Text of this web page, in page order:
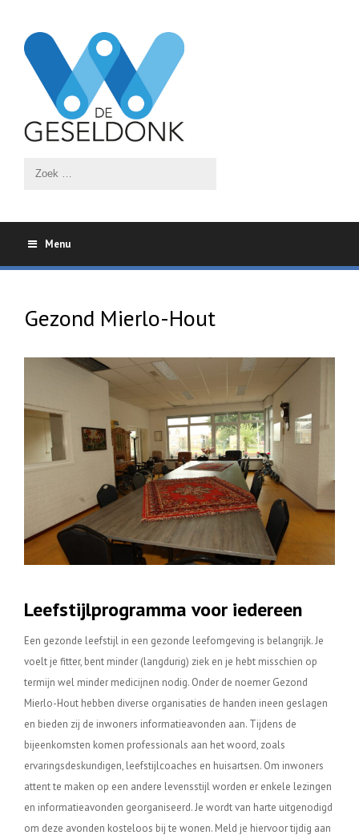
Menu
Gezond Mierlo-Hout
Leefstijlprogramma voor iedereen
Een gezonde leefstijl in een gezonde leefomgeving is belangrijk. Je
voelt je fitter, bent minder (langdurig) ziek en je hebt misschien op
termijn wel minder medicijnen nodig. Onder de noemer Gezond
Mierlo-Hout hebben diverse organisaties de handen ineen geslagen
en bieden zij de inwoners informatieavonden aan. Tijdens de
bijeenkomsten komen professionals aan het woord, zoals
ervaringsdeskundigen, leefstijlcoaches en huisartsen. Om inwoners
attent te maken op een andere levensstijl worden er enkele lezingen
en informatieavonden georganiseerd. Je wordt van harte uitgenodigd
om deze avonden kosteloos bij te wonen. Meld je hiervoor tijdig aan